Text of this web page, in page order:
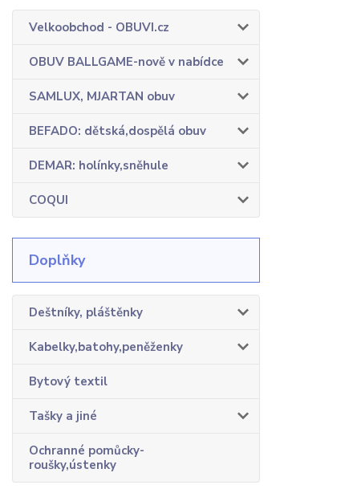
Velkoobchod - OBUVI.cz
OBUV BALLGAME-nově v nabídce
SAMLUX, MJARTAN obuv
BEFADO: dětská,dospělá obuv
DEMAR: holínky,sněhule
COQUI
Doplňky
Deštníky, pláštěnky
Kabelky,batohy,peněženky
Bytový textil
Tašky a jiné
Ochranné pomůcky-
roušky,ústenky